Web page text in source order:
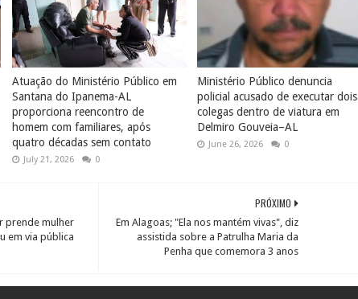
Atuação do Ministério Público em
Santana do Ipanema-AL
proporciona reencontro de
homem com familiares, após
quatro décadas sem contato
July 21, 2026 0
Ministério Público denuncia
policial acusado de executar dois
colegas dentro de viatura em
Delmiro Gouveia–AL
June 26, 2026 0
PRÓXIMO
Em Alagoas; "Ela nos mantém vivas", diz
assistida sobre a Patrulha Maria da
Penha que comemora 3 anos
prende mulher
em via pública